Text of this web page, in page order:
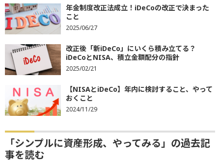
年金制度改正法成立！iDeCoの改正で決まった
こと
2025/06/27
改正後「新iDeCo」にいくら積み立てる？
iDeCoとNISA、積立金額配分の指針
2025/02/21
【NISAとiDeCo】年内に検討すること、やって
おくこと
2024/11/29
「シンプルに資産形成、やってみる」の過去記
事を読む